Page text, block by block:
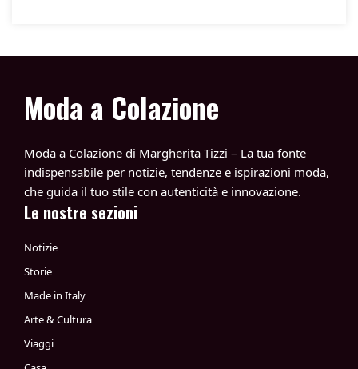
Moda a Colazione
Moda a Colazione di Margherita Tizzi – La tua fonte
indispensabile per notizie, tendenze e ispirazioni moda,
che guida il tuo stile con autenticità e innovazione.
Le nostre sezioni
Notizie
Storie
Made in Italy
Arte & Cultura
Viaggi